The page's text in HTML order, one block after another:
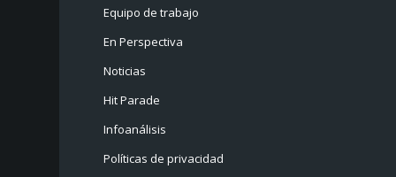
Equipo de trabajo
En Perspectiva
Noticias
Hit Parade
Infoanálisis
Políticas de privacidad